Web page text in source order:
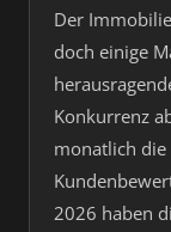
Der
doch einige
Konkurrenz
monatlich die
2026 haben